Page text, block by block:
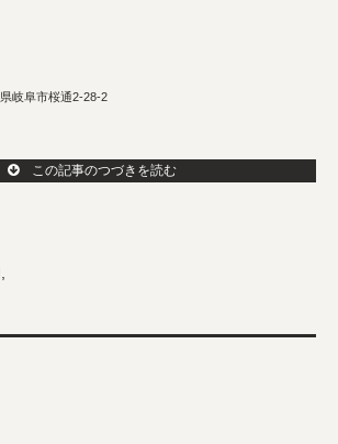
岐阜市桜通2-28-2
この記事のつづきを読む